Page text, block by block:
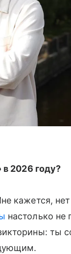
в 2026 году?
кажется, нет
настолько
ты